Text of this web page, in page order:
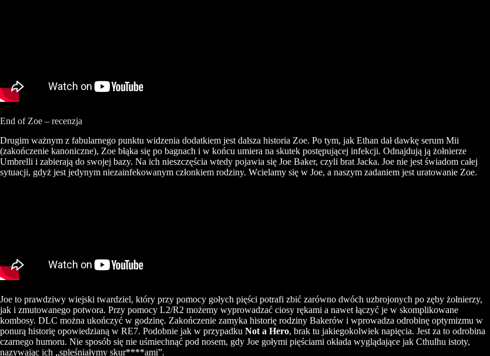
End of Zoe – recenzja
Drugim ważnym z fabularnego punktu widzenia dodatkiem jest dalsza historia Zoe. Po tym, jak Ethan dał dawkę serum Mii
(zakończenie kanoniczne), Zoe błąka się po bagnach i w końcu umiera na skutek postępującej infekcji. Odnajdują ją żołnierze
Umbrelli i zabierają do swojej bazy. Na ich nieszczęścia wtedy pojawia się Joe Baker, czyli brat Jacka. Joe nie jest świadom całej
sytuacji, gdyż jest jedynym niezainfekowanym członkiem rodziny. Wcielamy się w Joe, a naszym zadaniem jest uratowanie Zoe.
Joe to prawdziwy wiejski twardziel, który przy pomocy gołych pięści potrafi zbić zarówno dwóch uzbrojonych po zęby żołnierzy,
jak i zmutowanego potwora. Przy pomocy L2/R2 możemy wyprowadzać ciosy rękami a nawet łączyć je w skomplikowane
kombosy. DLC można ukończyć w godzinę. Zakończenie zamyka historię rodziny Bakerów i wprowadza odrobinę optymizmu w
ponurą historię opowiedzianą w RE7. Podobnie jak w przypadku Not a Hero, brak tu jakiegokolwiek napięcia. Jest za to odrobina
czarnego humoru. Nie sposób się nie uśmiechnąć pod nosem, gdy Joe gołymi pięściami okłada wyglądające jak Cthulhu istoty,
nazywając ich „spleśniałymy skur****ami”.